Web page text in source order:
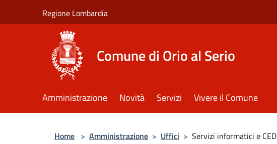
Regione Lombardia
Comune di Orio al Serio
Amministrazione Novità Servizi Vivere il Comune
Home > Amministrazione > Uffici > Servizi informatici e CED